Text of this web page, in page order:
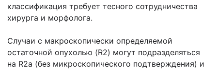
классификация требует тесного сотрудничества
хирурга и морфолога.
Случаи с макроскопически определяемой
остаточной опухолью (R2) могут подразделяться
на R2a (без микроскопического подтверждения) и